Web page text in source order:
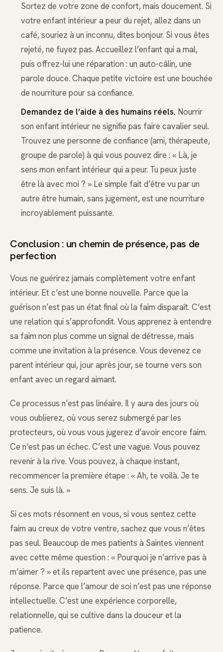
Sortez de votre zone de confort, mais doucement. Si
votre enfant intérieur a peur du rejet, allez dans un
café, souriez à un inconnu, dites bonjour. Si vous êtes
rejeté, ne fuyez pas. Accueillez l’enfant qui a mal,
puis offrez-lui une réparation : un auto-câlin, une
parole douce. Chaque petite victoire est une bouchée
de nourriture pour sa confiance.
Demandez de l’aide à des humains réels. Nourrir
son enfant intérieur ne signifie pas faire cavalier seul.
Trouvez une personne de confiance (ami, thérapeute,
groupe de parole) à qui vous pouvez dire : « Là, je
sens mon enfant intérieur qui a peur. Tu peux juste
être là avec moi ? » Le simple fait d’être vu par un
autre être humain, sans jugement, est une nourriture
incroyablement puissante.
Conclusion : un chemin de présence, pas de
perfection
Vous ne guérirez jamais complètement votre enfant
intérieur. Et c’est une bonne nouvelle. Parce que la
guérison n’est pas un état final où la faim disparaît. C’est
une relation qui s’approfondit. Vous apprenez à entendre
sa faim non plus comme un signal de détresse, mais
comme une invitation à la présence. Vous devenez ce
parent intérieur qui, jour après jour, se tourne vers son
enfant avec un regard aimant.
Ce processus n’est pas linéaire. Il y aura des jours où
vous oublierez, où vous serez submergé par les
protecteurs, où vous vous jugerez d’avoir encore faim.
Ce n’est pas un échec. C’est une vague. Vous pouvez
revenir à la rive. Vous pouvez, à chaque instant,
recommencer la première étape : « Ah, te voilà. Je te
sens. Je suis là. »
Si ces mots résonnent en vous, si vous sentez cette
faim au creux de votre ventre, sachez que vous n’êtes
pas seul. Beaucoup de mes patients à Saintes viennent
avec cette même question : « Pourquoi je n’arrive pas à
m’aimer ? » et ils repartent avec une présence, pas une
réponse. Parce que l’amour de soi n’est pas une réponse
intellectuelle. C’est une expérience corporelle,
relationnelle, qui se cultive dans la douceur et la
patience.